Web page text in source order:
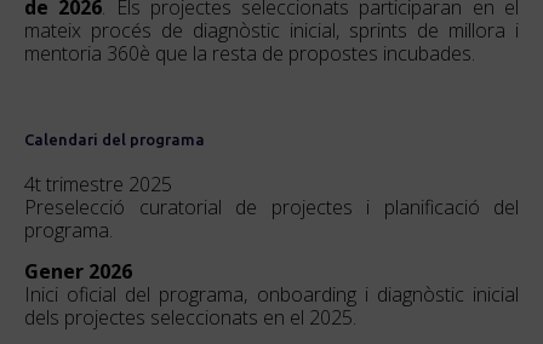
de 2026. Els projectes seleccionats participaran en el
mateix procés de diagnòstic inicial, sprints de millora i
mentoria 360è que la resta de propostes incubades.
Calendari del programa
4t trimestre 2025
Preselecció curatorial de projectes i planificació del
programa.
Gener 2026
Inici oficial del programa, onboarding i diagnòstic inicial
dels projectes seleccionats en el 2025.